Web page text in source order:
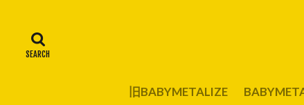
旧BABYMETALIZE